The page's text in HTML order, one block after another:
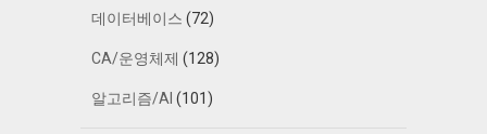
데이터베이스 (72)
CA/운영체제 (128)
알고리즘/AI (101)